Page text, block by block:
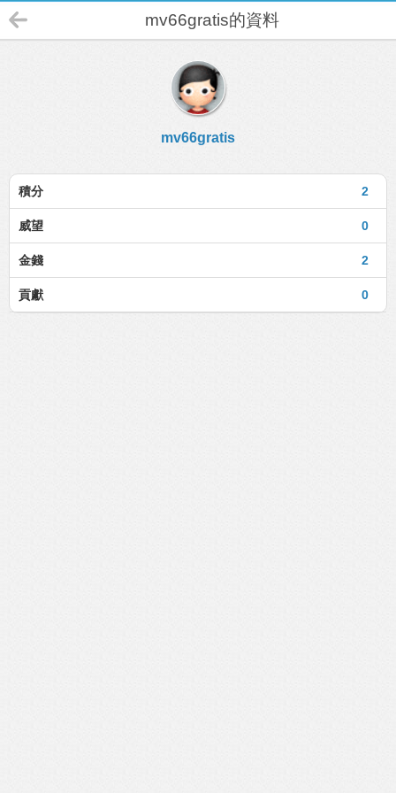
mv66gratis的資料
mv66gratis
2
積分
0
威望
2
金錢
0
貢獻